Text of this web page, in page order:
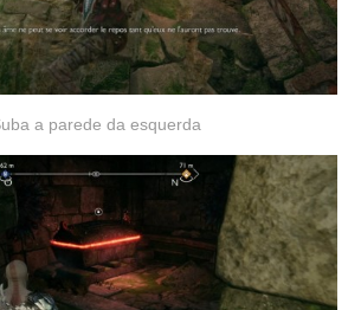
a parede da esquerda